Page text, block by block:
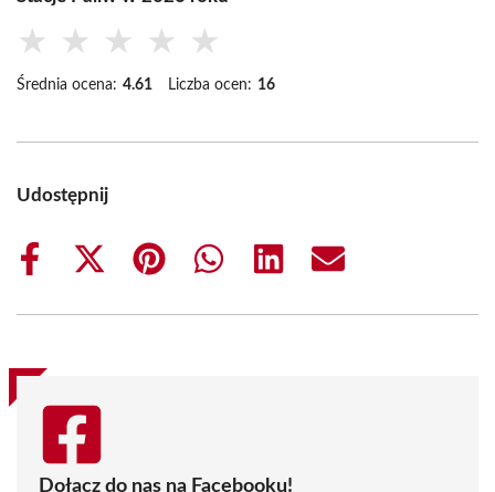
★ ★ ★ ★ ★
Średnia ocena: 4.61 Liczba ocen: 16
Udostępnij
Share
Share
(Twitter)
Share
Share
Share
Share
Dołącz do nas na Facebooku!